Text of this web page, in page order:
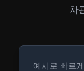
차
예시로 빠르